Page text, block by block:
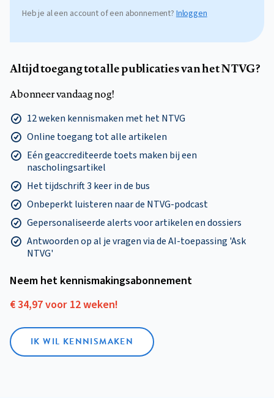
Heb je al een account of een abonnement? Inloggen
Altijd toegang tot alle publicaties van het NTVG?
Abonneer vandaag nog!
12 weken kennismaken met het NTVG
Online toegang tot alle artikelen
Eén geaccrediteerde toets maken bij een
nascholingsartikel
Het tijdschrift 3 keer in de bus
Onbeperkt luisteren naar de NTVG-podcast
Gepersonaliseerde alerts voor artikelen en dossiers
Antwoorden op al je vragen via de AI-toepassing 'Ask
NTVG'
Neem het kennismakings­abonnement
€ 34,97 voor 12 weken!
IK WIL KENNISMAKEN